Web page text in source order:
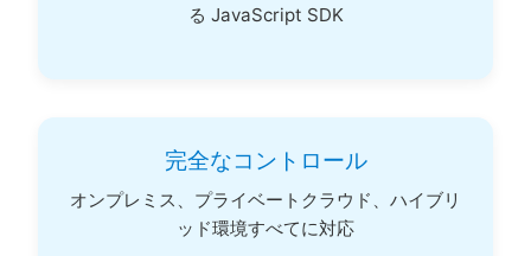
る JavaScript SDK
完全なコントロール
オンプレミス、プライベートクラウド、ハイブリ
ッド環境すべてに対応